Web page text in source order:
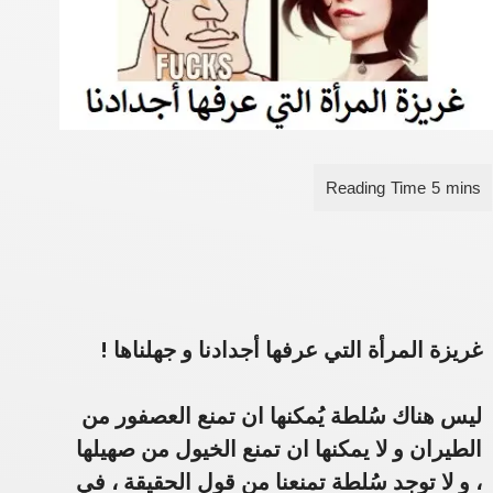
غريزة المرأة التي عرفها أجدادنا و جهلناها !
ليس هناك سُلطة يُمكنها ان تمنع العصفور من
الطيران و لا يمكنها ان تمنع الخيول من صهيلها
، و لا توجد سُلطة تمنعنا من قول الحقيقة ، في